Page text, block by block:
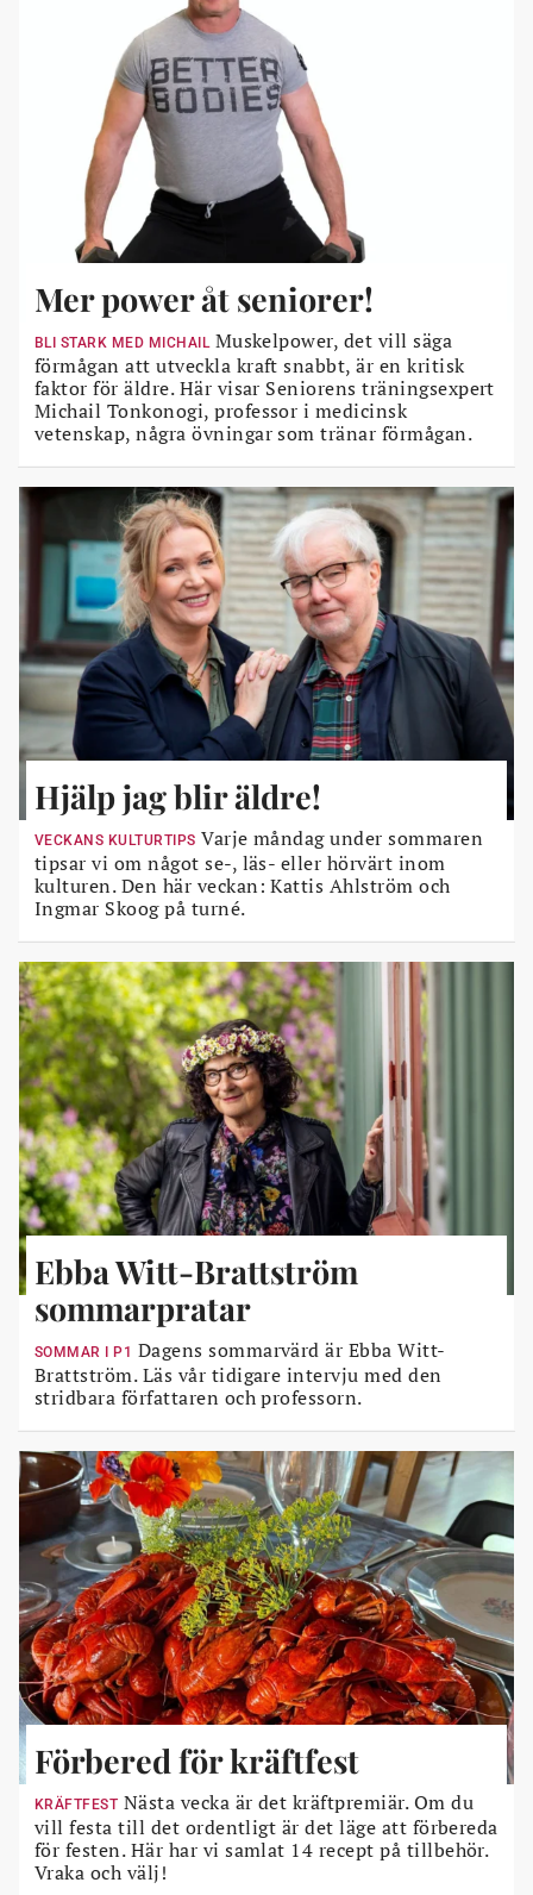
Mer power åt seniorer!
BLI STARK MED MICHAILMuskelpower, det vill säga
förmågan att utveckla kraft snabbt, är en kritisk
faktor för äldre. Här visar Seniorens träningsexpert
Michail Tonkonogi, professor i medicinsk
vetenskap, några övningar som tränar förmågan.
Hjälp jag blir äldre!
VECKANS KULTURTIPS Varje måndag under sommaren
tipsar vi om något se-, läs- eller hörvärt inom
kulturen. Den här veckan: Kattis Ahlström och
Ingmar Skoog på turné.
Ebba Witt-Brattström
sommarpratar
SOMMAR I P1 Dagens sommarvärd är Ebba Witt-
Brattström. Läs vår tidigare intervju med den
stridbara författaren och professorn.
Förbered för kräftfest
KRÄFTFEST Nästa vecka är det kräftpremiär. Om du
vill festa till det ordentligt är det läge att förbereda
för festen. Här har vi samlat 14 recept på tillbehör.
Vraka och välj!